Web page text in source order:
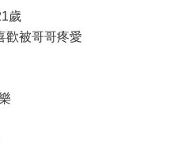
歲
歡被哥哥疼愛